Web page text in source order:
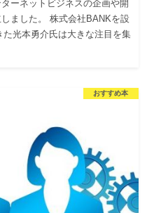
ーネットビジネスの企画や開
ました。 株式会社BANKを設
光本勇介氏は大きな注目を集
おすすめ本